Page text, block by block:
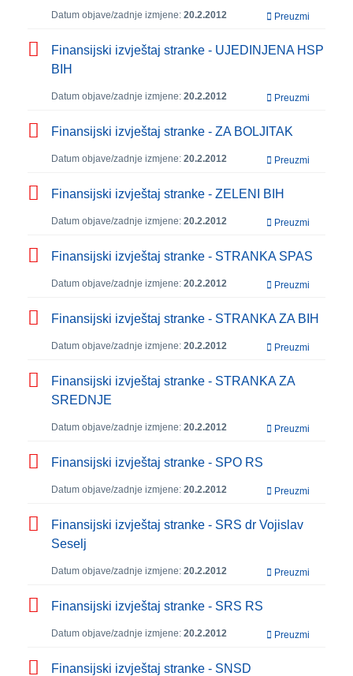
Datum objave/zadnje izmjene: 20.2.2012 Preuzmi
Finansijski izvještaj stranke - UJEDINJENA HSP
BIH
Datum objave/zadnje izmjene: 20.2.2012 Preuzmi
Finansijski izvještaj stranke - ZA BOLJITAK
Datum objave/zadnje izmjene: 20.2.2012 Preuzmi
Finansijski izvještaj stranke - ZELENI BIH
Datum objave/zadnje izmjene: 20.2.2012 Preuzmi
Finansijski izvještaj stranke - STRANKA SPAS
Datum objave/zadnje izmjene: 20.2.2012 Preuzmi
Finansijski izvještaj stranke - STRANKA ZA BIH
Datum objave/zadnje izmjene: 20.2.2012 Preuzmi
Finansijski izvještaj stranke - STRANKA ZA
SREDNJE
Datum objave/zadnje izmjene: 20.2.2012 Preuzmi
Finansijski izvještaj stranke - SPO RS
Datum objave/zadnje izmjene: 20.2.2012 Preuzmi
Finansijski izvještaj stranke - SRS dr Vojislav
Seselj
Datum objave/zadnje izmjene: 20.2.2012 Preuzmi
Finansijski izvještaj stranke - SRS RS
Datum objave/zadnje izmjene: 20.2.2012 Preuzmi
Finansijski izvještaj stranke - SNSD